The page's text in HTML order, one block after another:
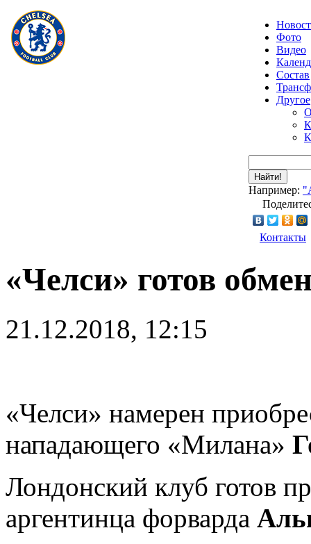
Фото
Видео
Состав
Другое
Найти!
Например:
Контакты
«Челси» готов
21.12.2018, 12:15
«Челси» намерен
нападающего «Милана»
Лондонский клуб готов
аргентинца форварда